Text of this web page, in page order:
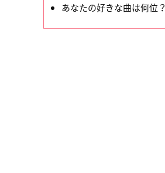
あなたの好きな曲は何位？